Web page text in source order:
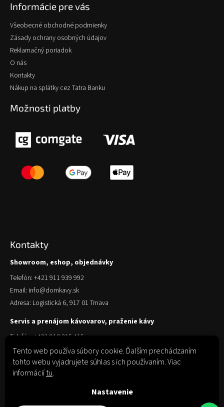
Tento web používa súbory cookie. Ďalším prechádzaním
tohto webu vyjadrujete súhlas s ich používaním. Viac
informáciítu.
Nastavenie
Informácie pre vás
Všeobecné obchodné podmienky
Zásady ochrany osobných údajov
Reklamačný poriadok
O nás
Kontakty
Nákup na splátky cez Tatra Banku
Možnosti platby
Kontakty
Showroom, eshop, objednávky
Telefón: +421 911 939 992
Email: info@domkavy.sk
Adresa: Logistická 6, 917 01 Trnava
Servis a prenájom kávovarov, praženie kávy
Telefón: +421 910 315 415
Email: obchod@domkavy.sk
Adresa: Logistická 6, 917 01 Trnava